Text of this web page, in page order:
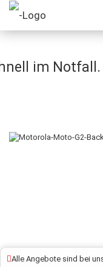
im Notfall.
Motorola /
Alle Angebote sind bei